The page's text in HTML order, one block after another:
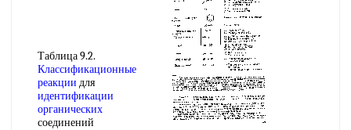
Таблица 9.2.
Классификационные
реакции для
идентификации
органических
соединений